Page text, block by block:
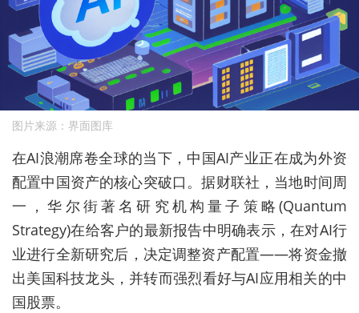
图片来源：界面图库
在AI浪潮席卷全球的当下，中国AI产业正在成为外资
配置中国资产的核心突破口。据财联社，当地时间周
一，华尔街著名研究机构量子策略(Quantum
Strategy)在给客户的最新报告中明确表示，在对AI行
业进行全新研究后，决定调整资产配置——将资金撤
出美国科技龙头，并转而强烈看好与AI应用相关的中
国股票。